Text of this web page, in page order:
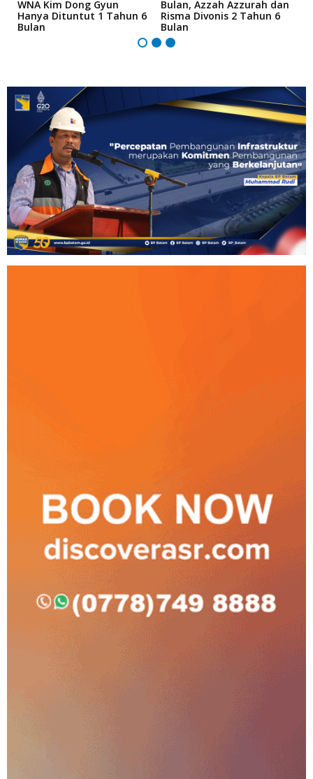
WNA Kim Dong Gyun
Hanya Dituntut 1 Tahun 6
Bulan
Bulan, Azzah Azzurah dan
Risma Divonis 2 Tahun 6
Bulan